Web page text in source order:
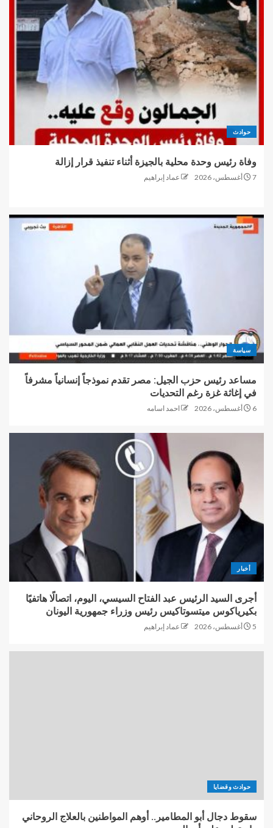
حوادث
وفاة رئيس وحدة محلية بالجيزة أثناء تنفيذ قرار إزالة
7 أغسطس، 2026 عماد إبراهيم
سياسة
مساعد رئيس حزب الجيل: مصر تقدم نموذجاً إنسانياً مشرفاً
في إغاثة غزة رغم التحديات
6 أغسطس، 2026 احمد اسامه
أخبار
أجرى السيد الرئيس عبد الفتاح السيسي، اليوم، اتصالًا هاتفيًا
بكيرياكوس ميتسوتاكيس رئيس وزراء جمهورية اليونان
5 أغسطس، 2026 عماد إبراهيم
حوادث وقضايا
سقوط دجال أبو المطامير.. أوهم المواطنين بالعلاج الروحاني